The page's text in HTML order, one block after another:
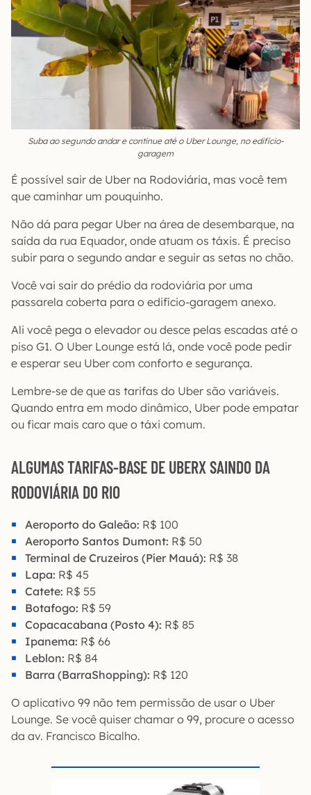
Suba ao segundo andar e continue até o Uber Lounge, no edifício-
garagem
É possível sair de Uber na Rodoviária, mas você tem
que caminhar um pouquinho.
Não dá para pegar Uber na área de desembarque, na
saída da rua Equador, onde atuam os táxis. É preciso
subir para o segundo andar e seguir as setas no chão.
Você vai sair do prédio da rodoviária por uma
passarela coberta para o edifício-garagem anexo.
Ali você pega o elevador ou desce pelas escadas até o
piso G1. O Uber Lounge está lá, onde você pode pedir
e esperar seu Uber com conforto e segurança.
Lembre-se de que as tarifas do Uber são variáveis.
Quando entra em modo dinâmico, Uber pode empatar
ou ficar mais caro que o táxi comum.
ALGUMAS TARIFAS-BASE DE UBERX SAINDO DA
RODOVIÁRIA DO RIO
Aeroporto do Galeão: R$ 100
Aeroporto Santos Dumont: R$ 50
Terminal de Cruzeiros (Píer Mauá): R$ 38
Lapa: R$ 45
Catete: R$ 55
Botafogo: R$ 59
Copacacabana (Posto 4): R$ 85
Ipanema: R$ 66
Leblon: R$ 84
Barra (BarraShopping): R$ 120
O aplicativo 99 não tem permissão de usar o Uber
Lounge. Se você quiser chamar o 99, procure o acesso
da av. Francisco Bicalho.